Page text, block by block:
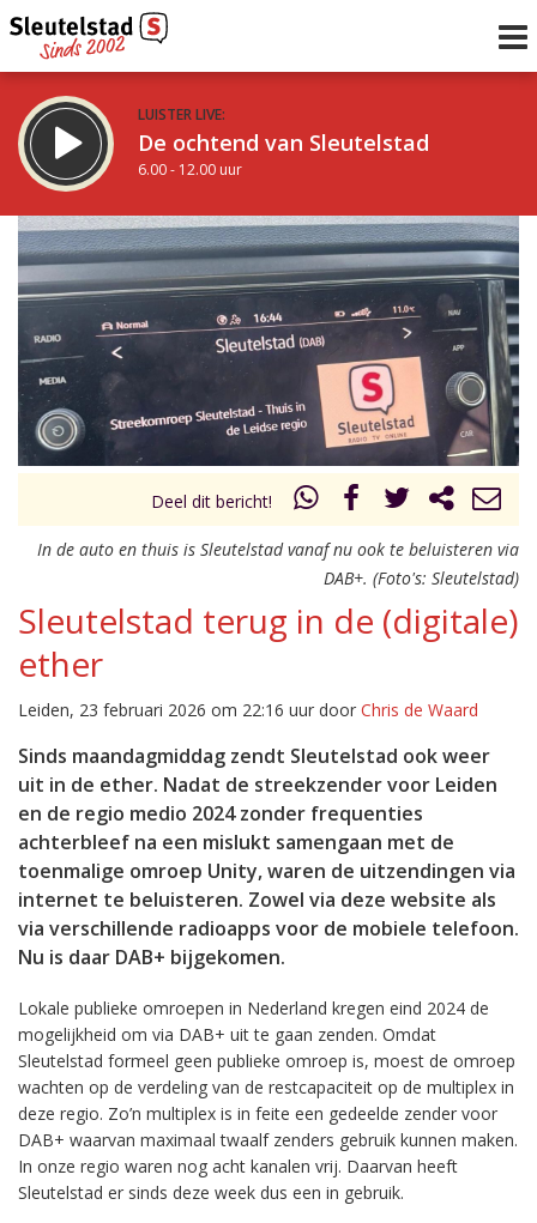
LUISTER LIVE:
De ochtend van Sleutelstad
6.00 - 12.00 uur
STRAKS:
De middag van Sleutelstad
12.00 - 17.00 uur
Vorig uur
uur 1 van 0 Volgend uur
Deel dit bericht!
In de auto en thuis is Sleutelstad vanaf nu ook te beluisteren via
DAB+. (Foto's: Sleutelstad)
Sleutelstad terug in de (digitale)
ether
Leiden, 23 februari 2026 om 22:16 uur door Chris de Waard
Sinds maandagmiddag zendt Sleutelstad ook weer
uit in de ether. Nadat de streekzender voor Leiden
en de regio medio 2024 zonder frequenties
achterbleef na een mislukt samengaan met de
toenmalige omroep Unity, waren de uitzendingen via
internet te beluisteren. Zowel via deze website als
via verschillende radioapps voor de mobiele telefoon.
Nu is daar DAB+ bijgekomen.
Lokale publieke omroepen in Nederland kregen eind 2024 de
mogelijkheid om via DAB+ uit te gaan zenden. Omdat
Sleutelstad formeel geen publieke omroep is, moest de omroep
wachten op de verdeling van de restcapaciteit op de multiplex in
deze regio. Zo’n multiplex is in feite een gedeelde zender voor
DAB+ waarvan maximaal twaalf zenders gebruik kunnen maken.
In onze regio waren nog acht kanalen vrij. Daarvan heeft
Sleutelstad er sinds deze week dus een in gebruik.